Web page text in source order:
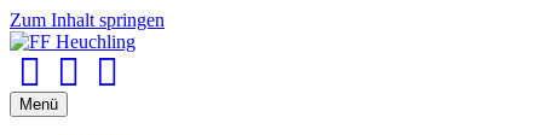
Zum Inhalt springen
Menü